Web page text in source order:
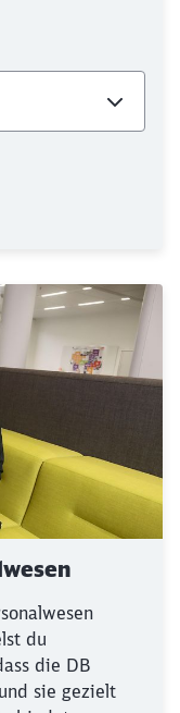
du
die DB
sie gezielt